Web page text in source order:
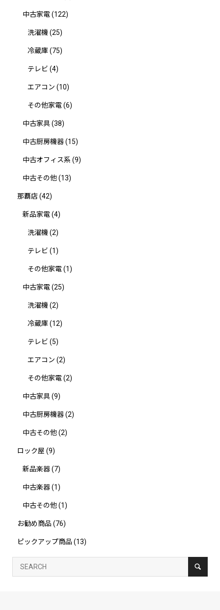
中古家電(122)
洗濯機 (25)
冷蔵庫(75)
テレビ (4)
エアコン (10)
その他家電(6)
中古家具(38)
中古厨房機器(15)
中古オフィス系 (9)
中古その他(13)
那覇店(42)
新品家電(4)
洗濯機 (2)
テレビ (1)
その他家電(1)
中古家電(25)
洗濯機 (2)
冷蔵庫(12)
テレビ (5)
エアコン (2)
その他家電(2)
中古家具(9)
中古厨房機器(2)
中古その他(2)
ロック屋 (9)
新品楽器(7)
中古楽器(1)
中古その他(1)
お勧め商品 (76)
ピックアップ商品 (13)